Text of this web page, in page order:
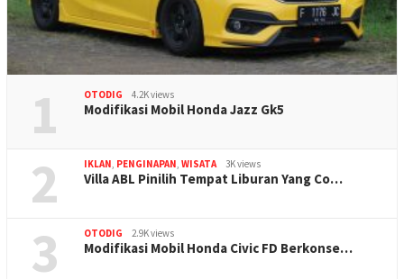
1 OTODIG 4.2K views
Modifikasi Mobil Honda Jazz Gk5
2 IKLAN PENGINAPAN WISATA 3K views
Villa ABL Pinilih Tempat Liburan Yang Co…
3 OTODIG 2.9K views
Modifikasi Mobil Honda Civic FD Berkonse…